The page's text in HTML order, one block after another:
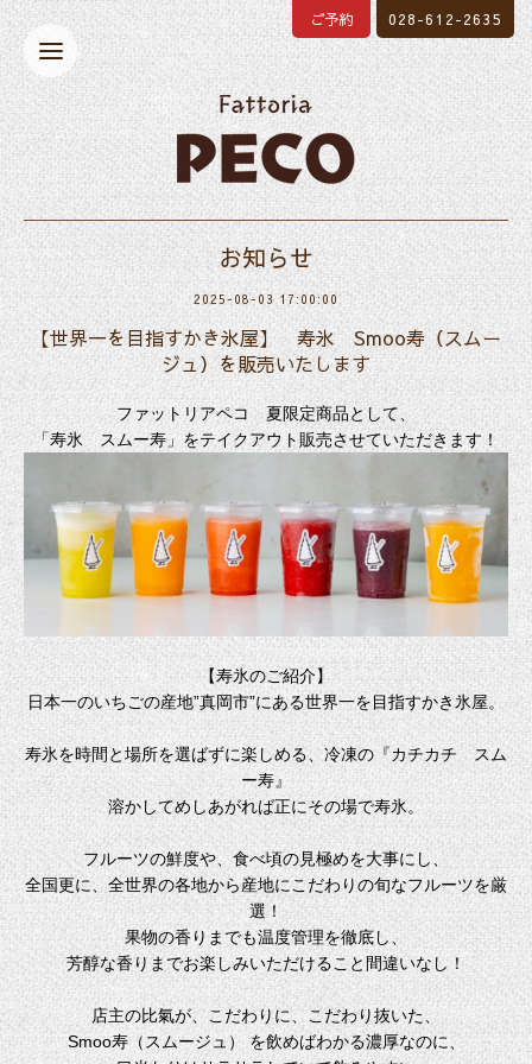
ご予約 028-612-2635
お知らせ
2025-08-03 17:00:00
【世界一を目指すかき氷屋】 寿氷 Smoo寿（スムー
ジュ）を販売いたします
ファットリアペコ夏限定商品として、
「寿氷 スムー寿」をテイクアウト販売させていただきます！
【寿氷のご紹介】
日本一のいちごの産地”真岡市”にある世界一を目指すかき氷屋。
寿氷を時間と場所を選ばずに楽しめる、冷凍の『カチカチ スム
ー寿』
溶かしてめしあがれば正にその場で寿氷。
フルーツの鮮度や、食べ頃の見極めを大事にし、
全国更に、全世界の各地から産地にこだわりの旬なフルーツを厳
選！
果物の香りまでも温度管理を徹底し、
芳醇な香りまでお楽しみいただけること間違いなし！
店主の比氣が、こだわりに、こだわり抜いた、
Smoo寿（スムージュ） を飲めばわかる濃厚なのに、